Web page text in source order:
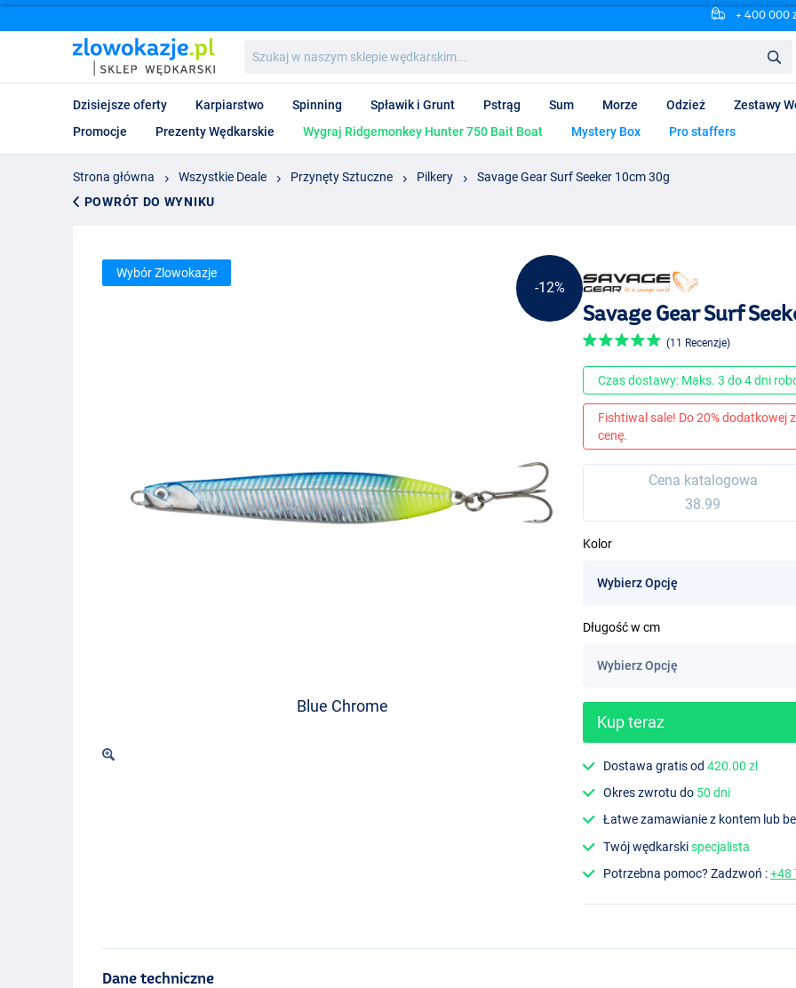
+ 400 000
w
naszym
wędkarskim...
Dzisiejsze oferty Karpiarstwo Spinning Spławik i Grunt Pstrąg Sum Morze Odzież Zestawy
Promocje
Prezenty Wędkarskie Wygraj Ridgemonkey Hunter 750 Bait Boat Mystery Box Pro staffers
Strona główna Wszystkie Deale Przynęty Sztuczne Pilkery
Savage Gear Surf Seeker 10cm 30g
POWRÓT DO WYNIKU
Blue Chrome
-12%
Wybór Zlowokazje
Savage Gear Surf
(11 Recenzje)
Czas dostawy: Maks. 3 do 4 dni
Fishtiwal sale! Do 20% dodatkowej
cenę.
Cena katalogowa
38.99
Kolor
Długość w cm
Kup teraz
Dostawa gratis od420.00 zl
Okres zwrotu do 50 dni
Łatwe zamawianie z kontem lub
Twój wędkarskispecjalista
Potrzebna pomoc? Zadzwoń :+48
Dane techniczne